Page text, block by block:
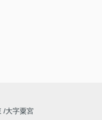
大字粟宮